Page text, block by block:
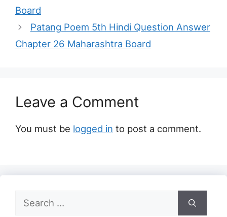
Board
Patang Poem 5th Hindi Question Answer
Chapter 26 Maharashtra Board
Leave a Comment
You must be logged in to post a comment.
Search
for: